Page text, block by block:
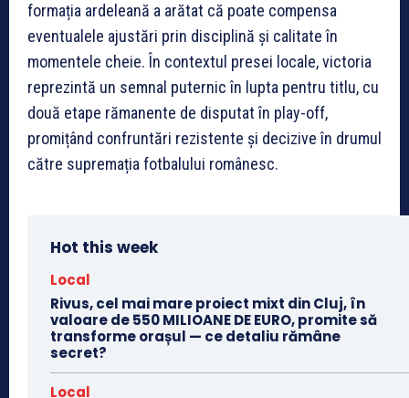
formația ardeleană a arătat că poate compensa
eventualele ajustări prin disciplină și calitate în
momentele cheie. În contextul presei locale, victoria
reprezintă un semnal puternic în lupta pentru titlu, cu
două etape rămanente de disputat în play-off,
promițând confruntări rezistente și decizive în drumul
către supremația fotbalului românesc.
Hot this week
Local
Rivus, cel mai mare proiect mixt din Cluj, în
valoare de 550 MILIOANE DE EURO, promite să
transforme orașul — ce detaliu rămâne
secret?
Local